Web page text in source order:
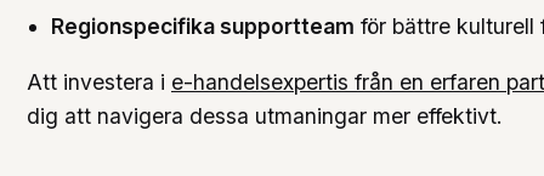
Regionspecifika supportteam för bättre kulturell
Att investera i e-handelsexpertis från en erfaren
dig att navigera dessa utmaningar mer effektivt.